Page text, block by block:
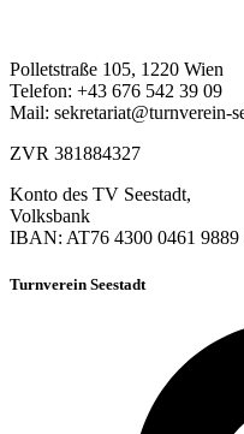
Polletstraße 105, 1220 Wien
Telefon: +43 676 542 39 09
Mail: sekretariat@turnverein-
ZVR 381884327
Konto des TV Seestadt,
Volksbank
IBAN: AT76 4300 0461 9889
Turnverein Seestadt